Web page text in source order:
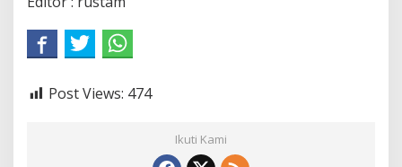
Post Views: 474
Ikuti Kami